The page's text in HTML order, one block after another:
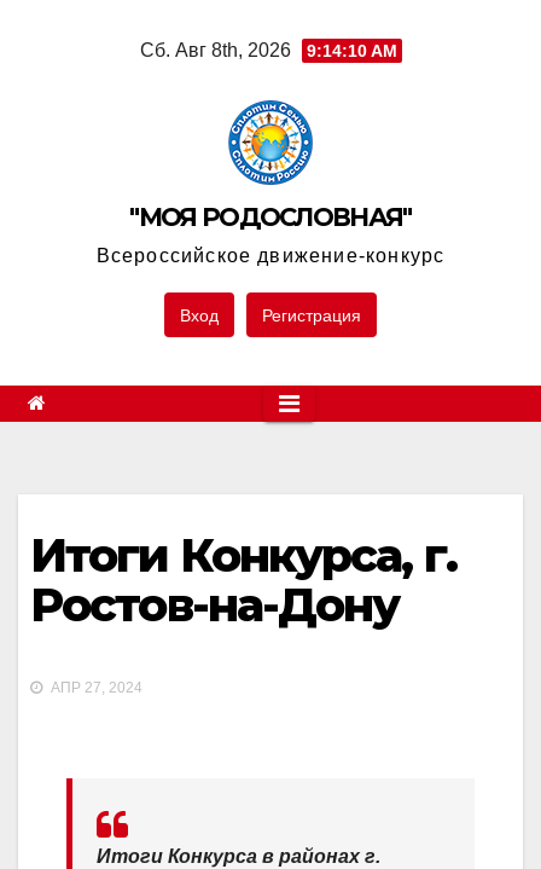
Сб. Авг 8th, 2026 9:14:10 AM
"МОЯ РОДОСЛОВНАЯ"
Всероссийское движение-конкурс
Вход Регистрация
Итоги Конкурса, г.
Ростов-на-Дону
АПР 27, 2024
Итоги Конкурса в районах г.